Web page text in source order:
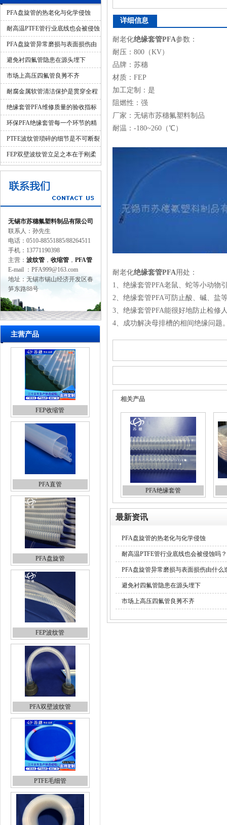
PFA盘旋管的热老化与化学侵蚀
耐高温PTFE管行业底线也会被侵蚀
吗？
PFA盘旋管异常磨损与表面损伤由
什么造成？
避免衬四氟管隐患在源头埋下
市场上高压四氟管良莠不齐
耐腐金属软管清洁保护是贯穿全程
的隐形保障
绝缘套管PFA维修质量的验收指标
环保PFA绝缘套管每一个环节的精
细化管控
PTFE波纹管琐碎的细节是不可断裂
的一环
FEP双壁波纹管立足之本在于刚柔
并济的科学设计
无锡市苏穗氟塑料制品有限公司
联系人：孙先生
电话：0510-88551885/88264511
手机：13771190398
主营： 波纹管 ， 收缩管 ， PFA管
E-mail ：PFA999@163.com
地址：无锡市锡山经济开发区春
笋东路88号
主营产品
FEP收缩管
PFA直管
PFA盘旋管
FEP波纹管
PFA双壁波纹管
PTFE毛细管
详细信息
耐老化绝缘套管PFA参数：
耐压：800（KV）
品牌：苏穗
材质：FEP
加工定制：是
阻燃性：强
厂家：无锡市苏穗氟塑料制品
耐温：-180~260（℃）
耐老化绝缘套管PFA用处：
1、 绝缘套管PFA老鼠、蛇等小动物
2、 绝缘套管PFA可 防止酸、碱、盐
3、 绝缘套管PFA能很好地防止检修
4、成功解决母排槽的相间绝缘问题
相关产品
PFA绝缘套管
最新资讯
PFA盘旋管的热老化与化学侵蚀
耐高温PTFE管行业底线也会被侵蚀吗？
PFA盘旋管异常磨损与表面损伤由什么
避免衬四氟管隐患在源头埋下
市场上高压四氟管良莠不齐